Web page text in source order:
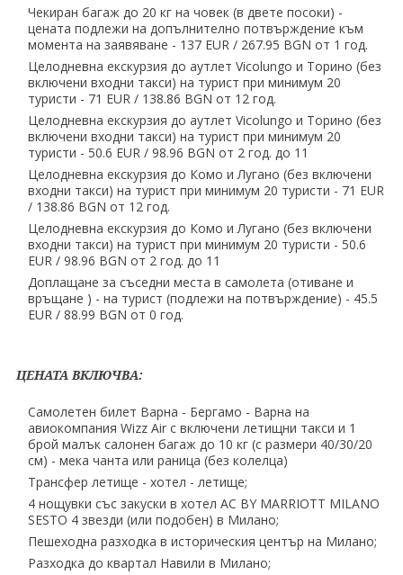
Чекиран багаж до 20 кг на човек (в двете посоки) -
цената подлежи на допълнително потвърждение към
момента на заявяване - 137 EUR ∕ 267.95 BGN от 1 год.
Целодневна екскурзия до аутлет Vicolungo и Торино (без
включени входни такси) на турист при минимум 20
туристи - 71 EUR ∕ 138.86 BGN от 12 год.
Целодневна екскурзия до аутлет Vicolungo и Торино (без
включени входни такси) на турист при минимум 20
туристи - 50.6 EUR ∕ 98.96 BGN от 2 год. до 11
Целодневна екскурзия до Комо и Лугано (без включени
входни такси) на турист при минимум 20 туристи - 71 EUR
∕ 138.86 BGN от 12 год.
Целодневна екскурзия до Комо и Лугано (без включени
входни такси) на турист при минимум 20 туристи - 50.6
EUR ∕ 98.96 BGN от 2 год. до 11
Доплащане за съседни места в самолета (отиване и
връщане ) - на турист (подлежи на потвърждение) - 45.5
EUR ∕ 88.99 BGN от 0 год.
ЦЕНАТА ВКЛЮЧВА:
Самолетен билет Варна - Бергамо - Варна на
авиокомпания Wizz Air с включени летищни такси и 1
брой малък салонен багаж до 10 кг (с размери 40∕30∕20
см) - мека чанта или раница (без колелца)
Трансфер летище - хотел - летище;
4 нощувки със закуски в хотел AC BY MARRIOTT MILANO
SESTO 4 звезди (или подобен) в Милано;
Пешеходна разходка в историческия център на Милано;
Разходка до квартал Навили в Милано;